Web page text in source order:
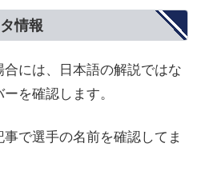
情報
には、日本語の解説ではな
を確認します。
で選手の名前を確認してま